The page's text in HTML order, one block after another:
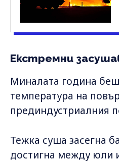
Екстремни
Миналата година
температура на
прединдустриалния
Тежка суша засегна
достигна между юли